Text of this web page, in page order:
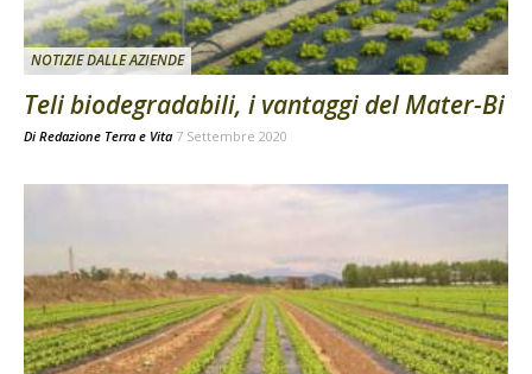
NOTIZIE DALLE AZIENDE
Teli biodegradabili, i vantaggi del Mater-Bi
Di Redazione Terra e Vita 7 Settembre 2020